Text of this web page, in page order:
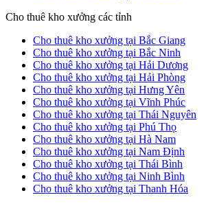
Cho thuê kho xưởng các tỉnh
Cho thuê kho xưởng tại Bắc Giang
Cho thuê kho xưởng tại Bắc Ninh
Cho thuê kho xưởng tại Hải Dương
Cho thuê kho xưởng tại Hải Phòng
Cho thuê kho xưởng tại Hưng Yên
Cho thuê kho xưởng tại Vĩnh Phúc
Cho thuê kho xưởng tại Thái Nguyên
Cho thuê kho xưởng tại Phú Thọ
Cho thuê kho xưởng tại Hà Nam
Cho thuê kho xưởng tại Nam Định
Cho thuê kho xưởng tại Thái Bình
Cho thuê kho xưởng tại Ninh Bình
Cho thuê kho xưởng tại Thanh Hóa